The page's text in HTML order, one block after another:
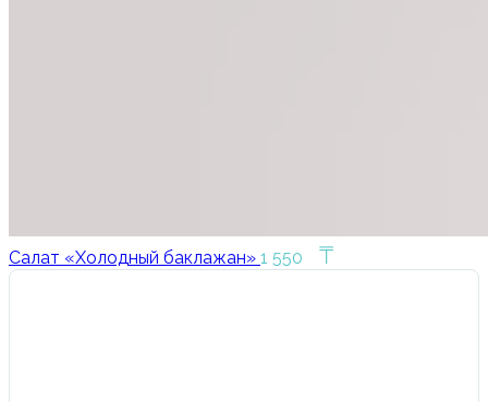
Салат «Холодный баклажан» 1 550 ₸